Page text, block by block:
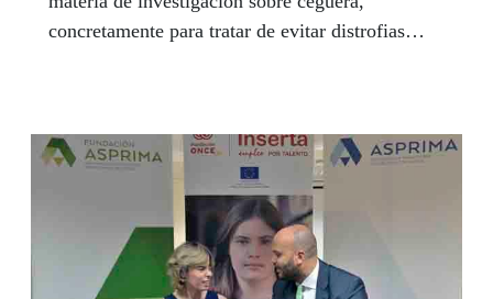
concretamente para tratar de evitar distrofias